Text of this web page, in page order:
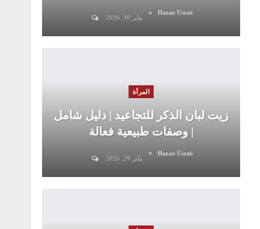
Hanan Usrati
يناير 30, 2026
المرأة
زيت لبان الذكر للتجاعيد | دليل شامل
| وصفات طبيعية فعالة
Hanan Usrati
يناير 29, 2026